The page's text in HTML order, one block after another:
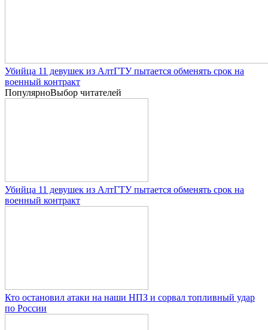
Убийца 11 девушек из АлтГТУ пытается обменять срок на
военный контракт
ПопулярноВыбор читателей
Убийца 11 девушек из АлтГТУ пытается обменять срок на
военный контракт
Кто остановил атаки на наши НПЗ и сорвал топливный удар
по России